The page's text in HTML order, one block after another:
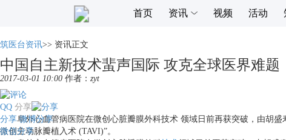
首页 资讯 视频 活动
筑医台资讯>> 资讯正文
中国自主新技术蜚声国际 攻克全球医界难题
2017-03-01 10:00 作者： zyt
分享
QQ
分享 微博分享
微信分享
阜外心血管病医院在微创心脏瓣膜外科技术 领域日前再获突破，由胡盛
微创主动脉瓣植入术 (TAVI)”。